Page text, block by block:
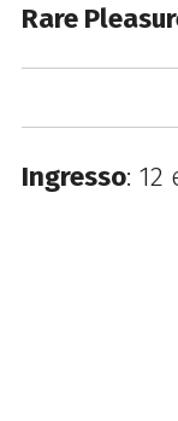
Rare
Ingresso: 12